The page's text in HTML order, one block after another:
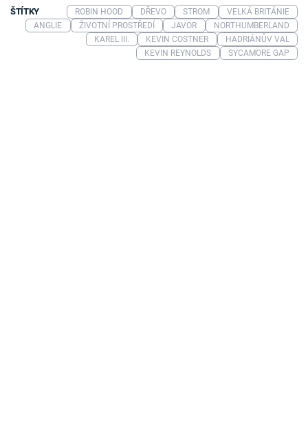
ŠTÍTKY ROBIN HOOD DŘEVO STROM
VELKÁ BRITÁNIE
ANGLIE
ŽIVOTNÍ PROSTŘEDÍ JAVOR
NORTHUMBERLAND
KAREL III.
KEVIN COSTNER
HADRIÁNŮV VAL
KEVIN REYNOLDS
SYCAMORE GAP